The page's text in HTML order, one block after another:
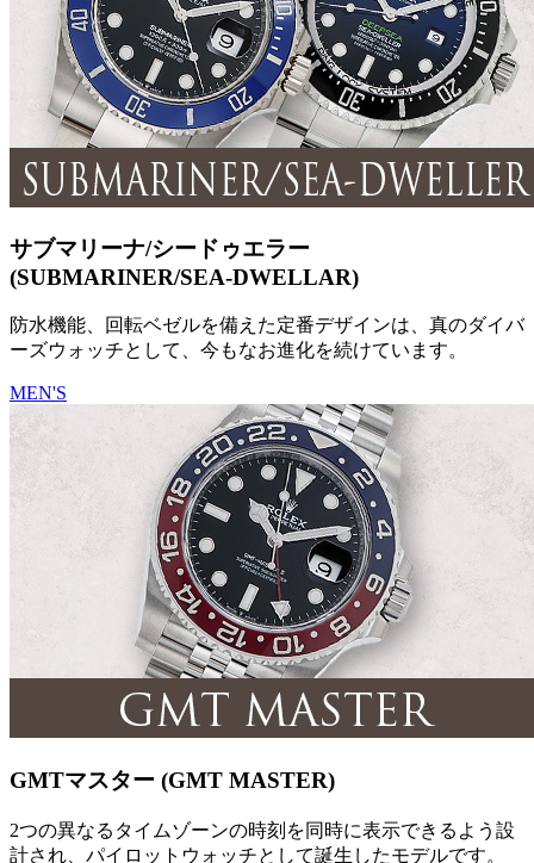
サブマリーナ/シードゥエラー
(SUBMARINER/SEA-DWELLAR)
防水機能、回転ベゼルを備えた定番デザインは、真のダイバ
ーズウォッチとして、今もなお進化を続けています。
MEN'S
GMTマスター (GMT MASTER)
2つの異なるタイムゾーンの時刻を同時に表示できるよう設
計され、パイロットウォッチとして誕生したモデルです。